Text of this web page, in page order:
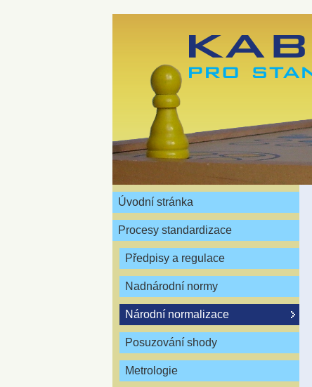
Úvodní stránka
Procesy standardizace
Předpisy a regulace
Nadnárodní normy
Národní normalizace
Posuzování shody
Metrologie